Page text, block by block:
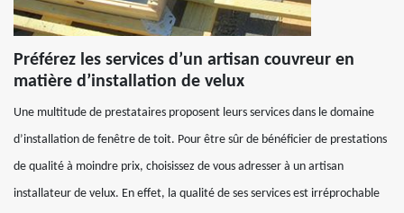
Préférez les services d’un artisan couvreur en
matière d’installation de velux
Une multitude de prestataires proposent leurs services dans le domaine
d’installation de fenêtre de toit. Pour être sûr de bénéficier de prestations
de qualité à moindre prix, choisissez de vous adresser à un artisan
installateur de velux. En effet, la qualité de ses services est irréprochable